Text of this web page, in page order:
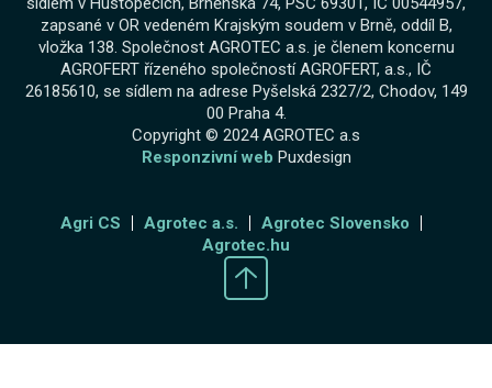
zapsané v OR vedeném Krajským soudem v Brně, oddíl B,
vložka 138. Společnost AGROTEC a.s. je členem koncernu
AGROFERT řízeného společností AGROFERT, a.s., IČ
26185610, se sídlem na adrese Pyšelská 2327/2, Chodov, 149
00 Praha 4.
Copyright © 2024 AGROTEC a.s
Responzivní web Puxdesign
Agri CS Agrotec a.s.
Agrotec Slovensko
Agrotec.hu